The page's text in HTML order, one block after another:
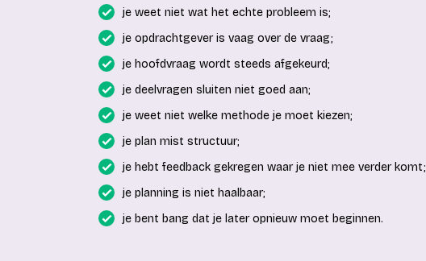
je weet niet wat het echte probleem is;
je opdrachtgever is vaag over de vraag;
je hoofdvraag wordt steeds afgekeurd;
je deelvragen sluiten niet goed aan;
je weet niet welke methode je moet kiezen;
je plan mist structuur;
je hebt feedback gekregen waar je niet mee verder komt;
je planning is niet haalbaar;
je bent bang dat je later opnieuw moet beginnen.